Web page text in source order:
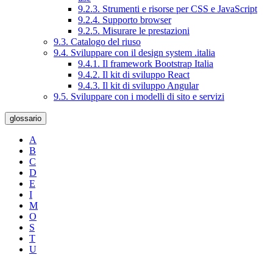
9.2.3. Strumenti e risorse per CSS e JavaScript
9.2.4. Supporto browser
9.2.5. Misurare le prestazioni
9.3. Catalogo del riuso
9.4. Sviluppare con il design system .italia
9.4.1. Il framework Bootstrap Italia
9.4.2. Il kit di sviluppo React
9.4.3. Il kit di sviluppo Angular
9.5. Sviluppare con i modelli di sito e servizi
glossario
A
B
C
D
E
I
M
O
S
T
U